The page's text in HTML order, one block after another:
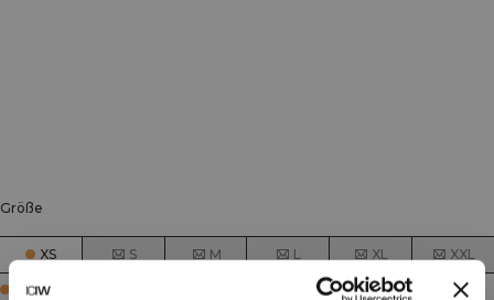
Größe
XS S M L XL XXL
Few in stock